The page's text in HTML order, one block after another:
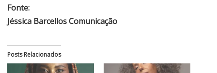
Fonte:
Jéssica Barcellos Comunicação
Posts Relacionados